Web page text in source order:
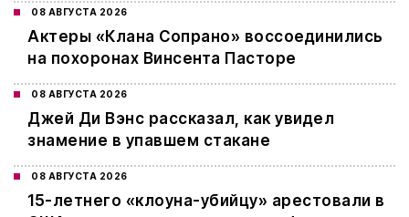
08 АВГУСТА 2026
Актеры «Клана Сопрано» воссоединились
на похоронах Винсента Пасторе
08 АВГУСТА 2026
Джей Ди Вэнс рассказал, как увидел
знамение в упавшем стакане
08 АВГУСТА 2026
15-летнего «клоуна-убийцу» арестовали в